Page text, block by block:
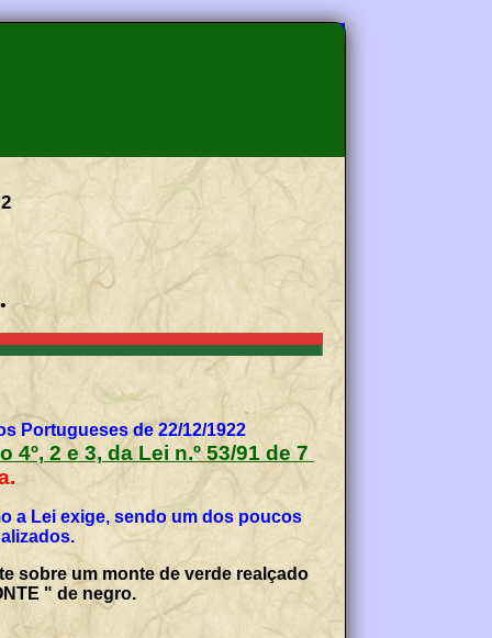
2
Portugueses de 22/12/1922
4º, 2 e 3, da Lei n.º 53/91 de 7
a Lei exige, sendo um dos poucos
sobre um monte de verde realçado
" de negro.